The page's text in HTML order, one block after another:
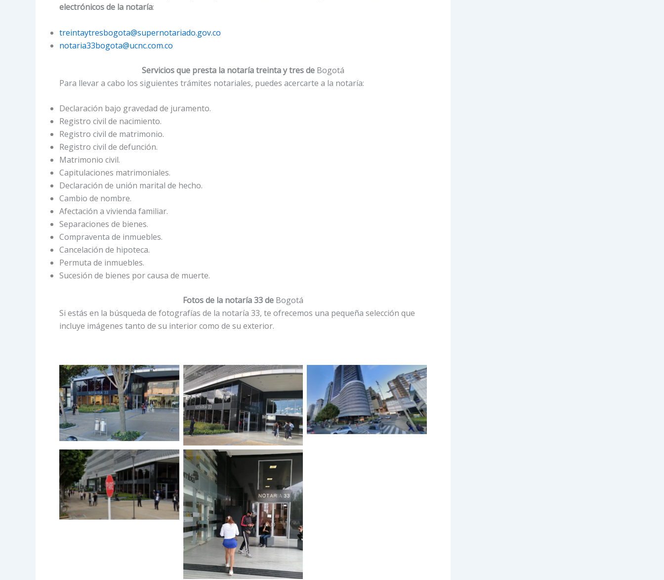
electrónicos de la notaría:
treintaytresbogota@supernotariado.gov.co
notaria33bogota@ucnc.com.co
Servicios que presta la notaría treinta y tres de Bogotá
Para llevar a cabo los siguientes trámites notariales, puedes acercarte a la notaría:
Declaración bajo gravedad de juramento.
Registro civil de nacimiento.
Registro civil de matrimonio.
Registro civil de defunción.
Matrimonio civil.
Capitulaciones matrimoniales.
Declaración de unión marital de hecho.
Cambio de nombre.
Afectación a vivienda familiar.
Separaciones de bienes.
Compraventa de inmuebles.
Cancelación de hipoteca.
Permuta de inmuebles.
Sucesión de bienes por causa de muerte.
Fotos de la notaría 33 de Bogotá
Si estás en la búsqueda de fotografías de la notaría 33, te ofrecemos una pequeña selección que
incluye imágenes tanto de su interior como de su exterior.